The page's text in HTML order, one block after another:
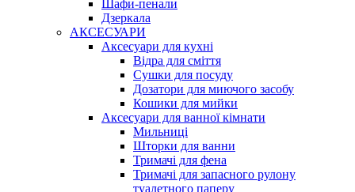
Шафи-пенали
Дзеркала
АКСЕСУАРИ
Аксесуари для кухні
Відра для сміття
Сушки для посуду
Дозатори для миючого засобу
Кошики для мийки
Аксесуари для ванної кімнати
Мильниці
Шторки для ванни
Тримачі для фена
Тримачі для запасного рулону
туалетного паперу